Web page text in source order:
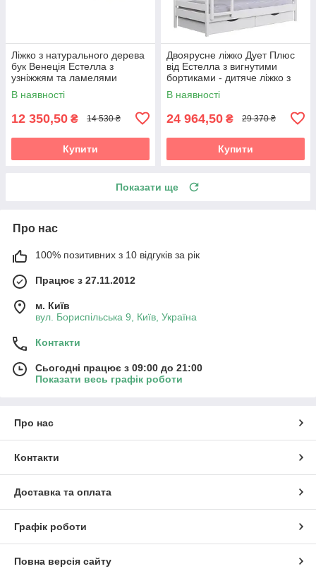
Ліжко з натурального дерева
бук Венеція Естелла з
узніжжям та ламелями
В наявності
12 350,50 ₴ 14 530 ₴
Купити
Двоярусне ліжко Дует Плюс
від Естелла з вигнутими
бортиками - дитяче ліжко з
бука
В наявності
24 964,50 ₴ 29 370 ₴
Купити
Показати ще
Про нас
100% позитивних з 10 відгуків за рік
Працює з 27.11.2012
м. Київ
вул. Бориспільська 9, Київ, Україна
Контакти
Сьогодні працює з 09:00 до 21:00
Показати весь графік роботи
Про нас
Контакти
Доставка та оплата
Графік роботи
Повна версія сайту